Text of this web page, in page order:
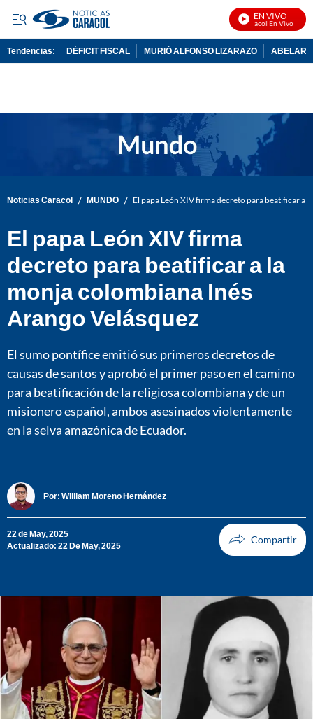
EN VIVO
Noticias Caracol En Vivo
Tendencias: DÉFICIT FISCAL MURIÓ ALFONSO LIZARAZO
Noticias Caracol / MUNDO / El papa León XIV firma decreto para beatificar a
El papa León XIV firma
decreto para beatificar a la
monja colombiana Inés
Arango Velásquez
El sumo pontífice emitió sus primeros decretos de
causas de santos y aprobó el primer paso en el camino
para beatificación de la religiosa colombiana y de un
misionero español, ambos asesinados violentamente
en la selva amazónica de Ecuador.
Por: William Moreno Hernández
22 de May, 2025
Actualizado: 22 De May, 2025